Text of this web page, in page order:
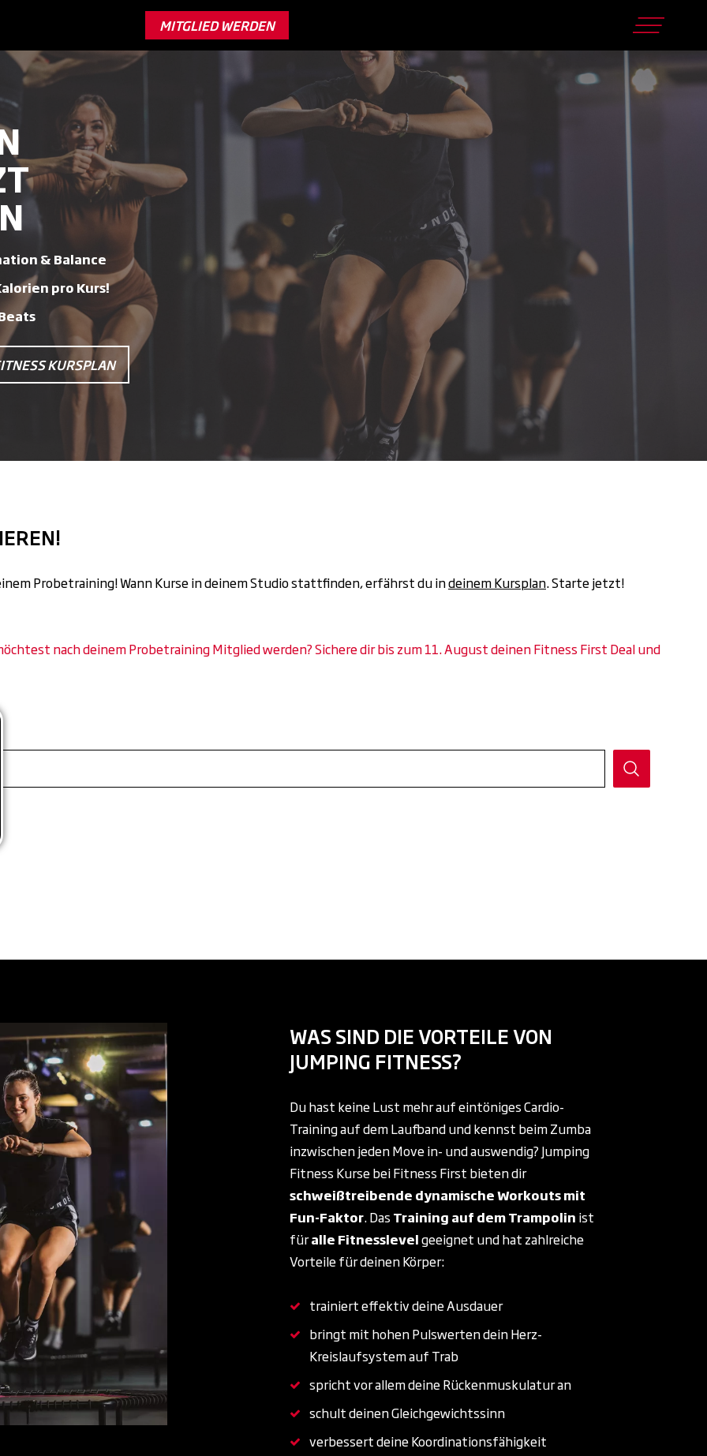
MITGLIED WERDEN
& Balance
pro Kurs!
KURSPLAN
Probetraining! Wann Kurse in deinem Studio stattfinden, erfährst du indeinem Kursplan. Starte jetzt!
nach deinem Probetraining Mitglied werden? Sichere dir bis zum 11. August deinen Fitness First Deal und
WAS SIND DIE VORTEILE VON
JUMPING FITNESS?
Du hast keine Lust mehr auf eintöniges Cardio-
Training auf dem Laufband und kennst beim Zumba
inzwischen jeden Move in- und auswendig? Jumping
Fitness Kurse bei Fitness First bieten dir
schweißtreibende dynamische Workouts mit
Fun-Faktor. Das Training auf dem Trampolin ist
füralle Fitnesslevelgeeignet und hat zahlreiche
Vorteile für deinen Körper:
trainiert effektiv deine Ausdauer
bringt mit hohen Pulswerten dein Herz-
Kreislaufsystem auf Trab
spricht vor allem deine Rückenmuskulatur an
schult deinen Gleichgewichtssinn
verbessert deine Koordinationsfähigkeit